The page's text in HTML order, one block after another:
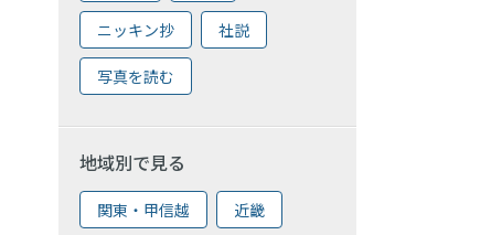
ニッキン抄 社説
写真を読む
地域別で見る
関東・甲信越 近畿